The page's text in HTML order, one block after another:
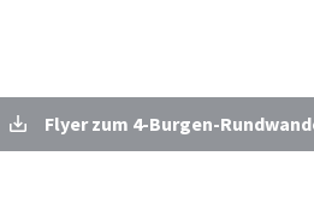
Flyer zum 4-Burgen-